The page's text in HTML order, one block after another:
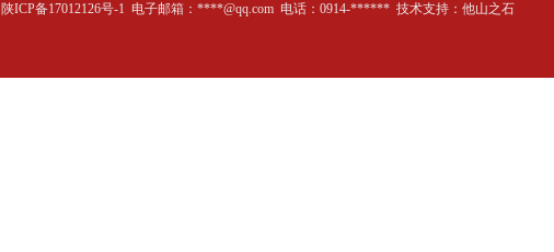
陕ICP备17012126号-1 电子邮箱：****@qq.com 电话：0914-****** 技术支持： 他山之石